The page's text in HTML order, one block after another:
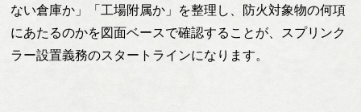
ない倉庫か」「工場附属か」を整理し、防火対象物の何項
にあたるのかを図面ベースで確認することが、スプリンク
ラー設置義務のスタートラインになります。